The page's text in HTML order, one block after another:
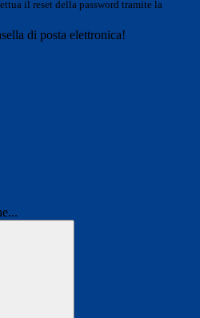
il reset della password tramite la
di posta elettronica!